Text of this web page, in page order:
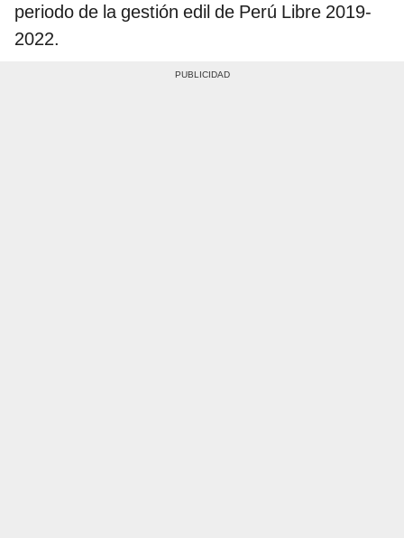
periodo de la gestión edil de Perú Libre 2019-
2022.